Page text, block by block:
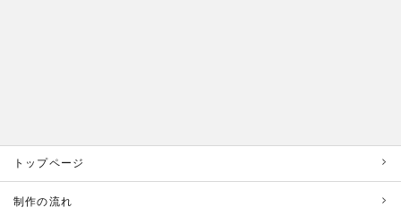
トップページ
制作の流れ